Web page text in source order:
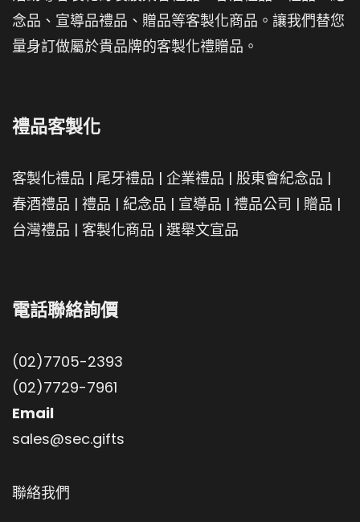
念品、宣導品禮品、贈品等客製化商品。讓我們替您
量身訂做屬於貴品牌的客製化禮贈品。
禮品客製化
客製化禮品 | 尾牙禮品 | 企業禮品 | 股東會紀念品 |
春酒禮品 | 禮品 | 紀念品 | 宣導品 | 禮品公司 | 贈品 |
台灣禮品 | 客製化商品 | 選舉文宣品
電話聯絡詢價
(02)7705-2393
(02)7729-7961
Email
sales@sec.gifts
聯絡我們